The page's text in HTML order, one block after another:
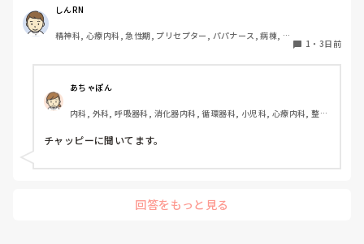
皆さんは看護記録を効率よく作成するために工夫しているこ
とはありますか。
しんRN
精神科, 心療内科, 急性期, プリセプター, パパナース, 病棟, 老
1 ・ 3日前
あちゃぽん
内科, 外科, 呼吸器科, 消化器内科, 循環器科, 小児科, 心療内科, 整形
合診療科, 救急科, 超急性期, ICU, CCU, HCU, その他の科, ママナー
ス, 外来, 神経内科, 脳神経外科, NICU, 消化器外科, 一般病院, 慢性
チャッピーに聞いてます。
回答をもっと見る